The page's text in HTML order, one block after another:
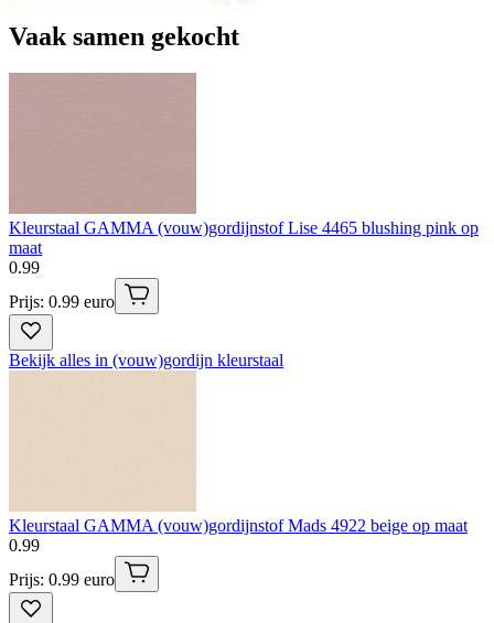
Vaak samen gekocht
Kleurstaal GAMMA (vouw)gordijnstof Lise 4465 blushing pink op
maat
0.99
Prijs: 0.99 euro
Bekijk alles in (vouw)gordijn kleurstaal
Kleurstaal GAMMA (vouw)gordijnstof Mads 4922 beige op maat
0.99
Prijs: 0.99 euro